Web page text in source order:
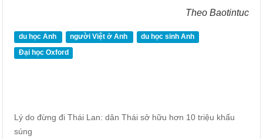
Theo Baotintuc
du học Anh người Việt ở Anh
du học sinh Anh
Đại học Oxford
Lý do đừng đi Thái Lan: dân Thái sở hữu hơn 10 triệu khẩu
súng